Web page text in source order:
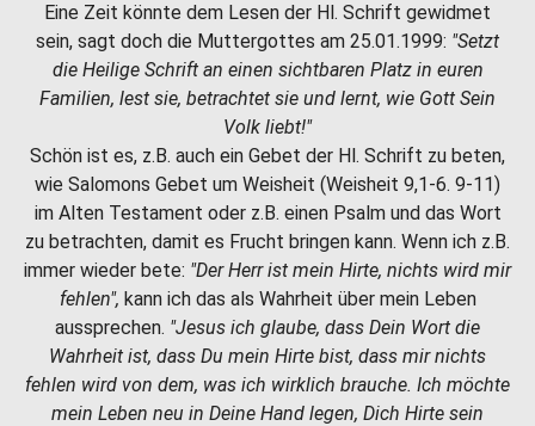
Eine Zeit könnte dem Lesen der Hl. Schrift gewidmet
sein, sagt doch die Muttergottes am 25.01.1999: "Setzt
die Heilige Schrift an einen sichtbaren Platz in euren
Familien, lest sie, betrachtet sie und lernt, wie Gott Sein
Volk liebt!"
Schön ist es, z.B. auch ein Gebet der Hl. Schrift zu beten,
wie Salomons Gebet um Weisheit (Weisheit 9,1-6. 9-11)
im Alten Testament oder z.B. einen Psalm und das Wort
zu betrachten, damit es Frucht bringen kann. Wenn ich z.B.
immer wieder bete: "Der Herr ist mein Hirte, nichts wird mir
fehlen", kann ich das als Wahrheit über mein Leben
aussprechen. "Jesus ich glaube, dass Dein Wort die
Wahrheit ist, dass Du mein Hirte bist, dass mir nichts
fehlen wird von dem, was ich wirklich brauche. Ich möchte
mein Leben neu in Deine Hand legen, Dich Hirte sein